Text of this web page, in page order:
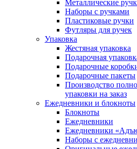
Металлические
Наборы с ручками
Пластиковые ручки
Футляры для ручек
Упаковка
Жестяная упаковка
Подарочная
Подарочные
Подарочные пакеты
Производство
упаковки на заказ
Ежедневники и блокноты
Блокноты
Ежедневники
Ежедневники
Наборы с